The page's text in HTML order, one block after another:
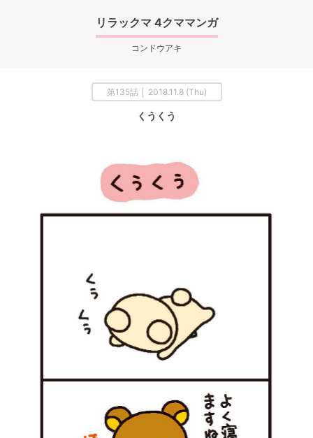
リラックマ 4クママンガ
コンドウアキ
第135話 │ 2018.11.8 (Thu)
くうくう